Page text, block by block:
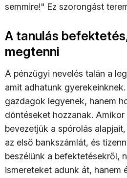
semmire!" Ez szorongást
A tanulás
megtenni
A pénzügyi nevelés talán a
amit adhatunk
gazdagok legyenek, hanem
döntéseket hozzanak.
bevezetjük a spórolás
az első bankszámlát, és
beszélünk a befektetésekről,
ismereteket adunk át, hanem